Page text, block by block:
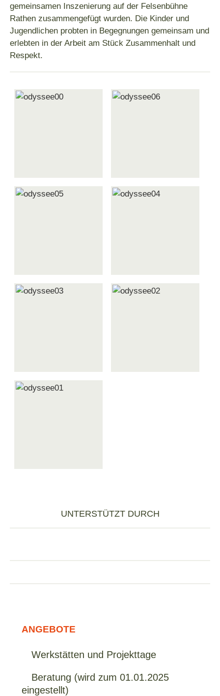
gemeinsamen Inszenierung auf der Felsenbühne
Rathen zusammengefügt wurden. Die Kinder und
Jugendlichen probten in Begegnungen gemeinsam und
erlebten in der Arbeit am Stück Zusammenhalt und
Respekt.
UNTERSTÜTZT DURCH
ANGEBOTE
Werkstätten und Projekttage
Beratung (wird zum 01.01.2025
eingestellt)